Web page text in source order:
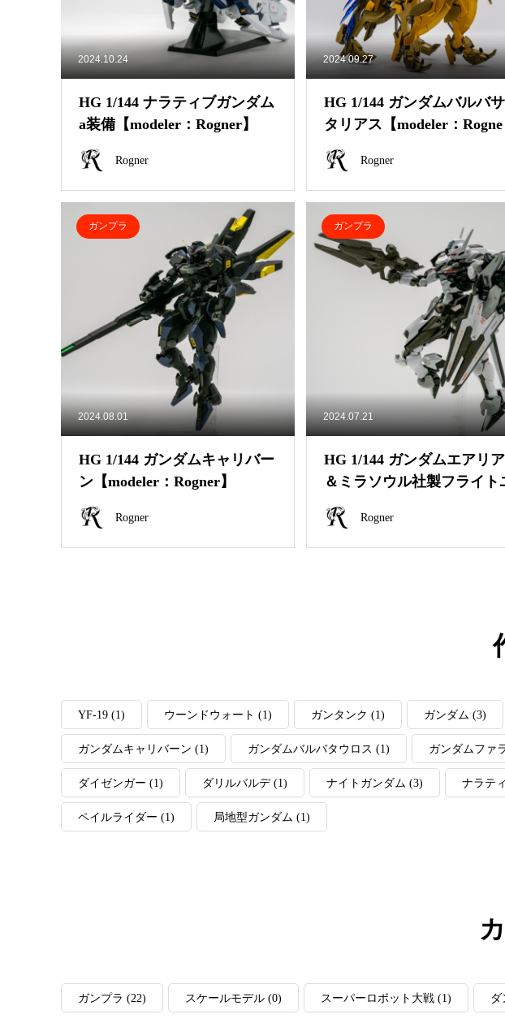
2024.10.24
HG 1/144 ナラティブガンダム
a装備【modeler：Rogner】
Rogner
2024.09.27
HG 1/144 ガンダムバルバ
タリアス【modeler：Rogne
r】
Rogner
2024.08.01
ガンプラ
HG 1/144 ガンダムキャリバー
ン【modeler：Rogner】
Rogner
2024.07.21
ガンプラ
HG 1/144 ガンダムエアリ
＆ミラソウル社製フライト
ニット【modeler：Rogner】
Rogner
YF-19(1) ウーンドウォート (1) ガンタンク (1) ガンダム (3)
ガンダムキャリバーン (1) ガンダムバルバタウロス (1) ガンダムファ
ダイゼンガー (1) ダリルバルデ(1) ナイトガンダム (3) ナラテ
ペイルライダー (1) 局地型ガンダム (1)
ガンプラ (22) スケールモデル(0) スーパーロボット大戦(1) ダ